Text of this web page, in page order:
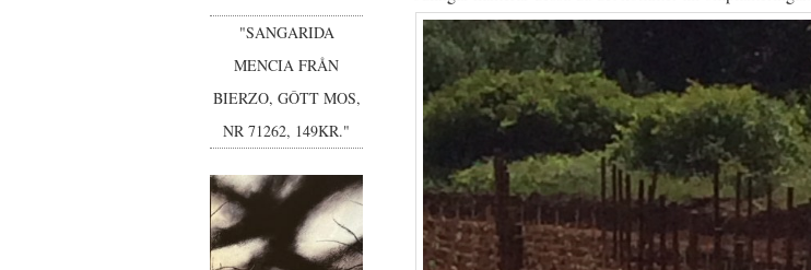
"SANGARIDA
MENCIA FRÅN
BIERZO, GÔTT MOS,
NR 71262, 149KR."